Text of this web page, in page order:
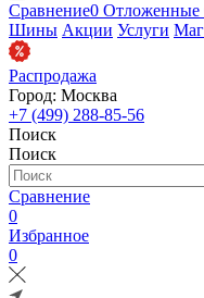
Сравнение0 Отложенные
Шины Акции Услуги
Распродажа
Город: Москва
+7 (499) 288-85-56
Поиск
Поиск
Сравнение
0
Избранное
0